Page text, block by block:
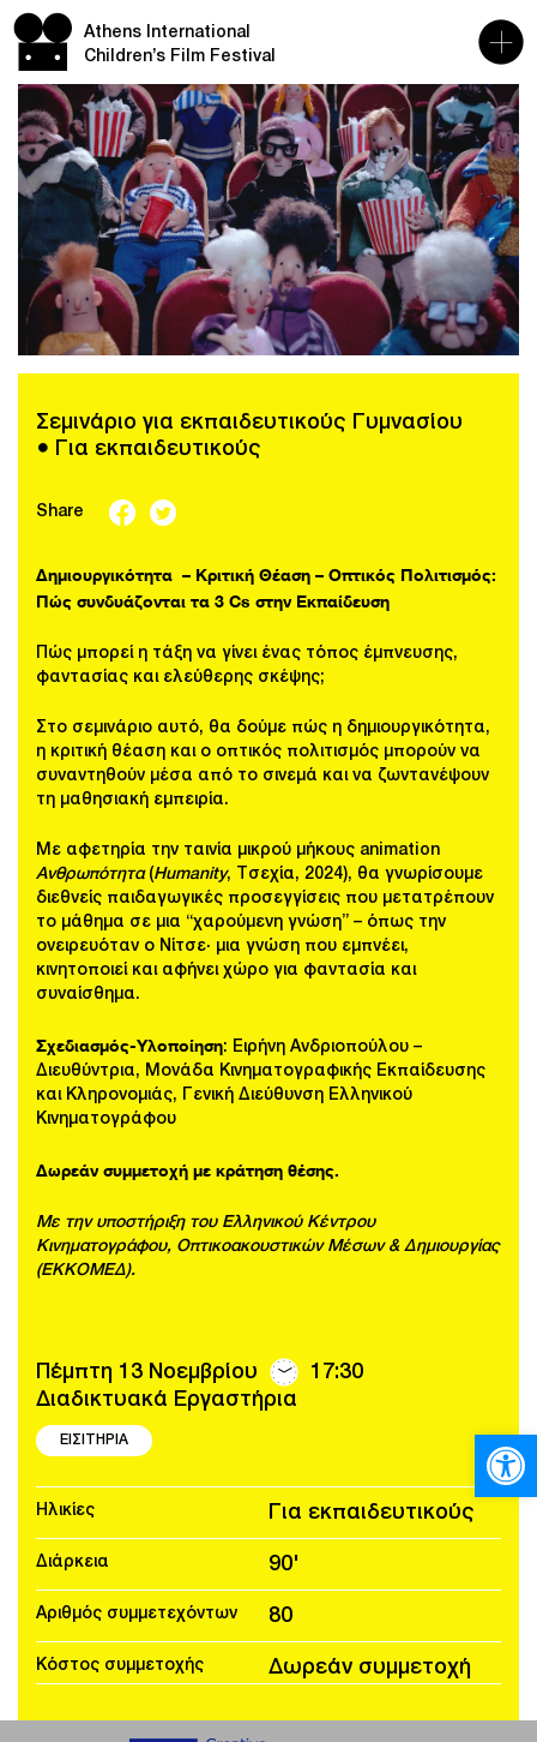
Athens International
Children’s Film Festival
Σεμινάριο για εκπαιδευτικούς Γυμνασίου
● Για εκπαιδευτικούς
Share
Δημιουργικότητα – Κριτική Θέαση – Οπτικός Πολιτισμός:
Πώς συνδυάζονται τα 3 Cs στην Εκπαίδευση
Πώς μπορεί η τάξη να γίνει ένας τόπος έμπνευσης,
φαντασίας και ελεύθερης σκέψης;
Στο σεμινάριο αυτό, θα δούμε πώς η δημιουργικότητα,
η κριτική θέαση και ο οπτικός πολιτισμός μπορούν να
συναντηθούν μέσα από το σινεμά και να ζωντανέψουν
τη μαθησιακή εμπειρία.
Με αφετηρία την ταινία μικρού μήκους animation
Ανθρωπότητα (Humanity, Τσεχία, 2024), θα γνωρίσουμε
διεθνείς παιδαγωγικές προσεγγίσεις που μετατρέπουν
το μάθημα σε μια “χαρούμενη γνώση” – όπως την
ονειρευόταν ο Νίτσε· μια γνώση που εμπνέει,
κινητοποιεί και αφήνει χώρο για φαντασία και
συναίσθημα.
Σχεδιασμός-Υλοποίηση: Ειρήνη Ανδριοπούλου –
Διευθύντρια, Μονάδα Κινηματογραφικής Εκπαίδευσης
και Κληρονομιάς, Γενική Διεύθυνση Ελληνικού
Κινηματογράφου
Δωρεάν συμμετοχή με κράτηση θέσης.
Με την υποστήριξη του Ελληνικού Κέντρου
Κινηματογράφου, Οπτικοακουστικών Μέσων & Δημιουργίας
(ΕΚΚΟΜΕΔ).
Πέμπτη 13 Νοεμβρίου
17:30
Διαδικτυακά Εργαστήρια
ΕΙΣΙΤΗΡΙΑ
Ηλικίες Για εκπαιδευτικούς
Διάρκεια 90'
Αριθμός συμμετεχόντων 80
Κόστος συμμετοχής Δωρεάν συμμετοχή